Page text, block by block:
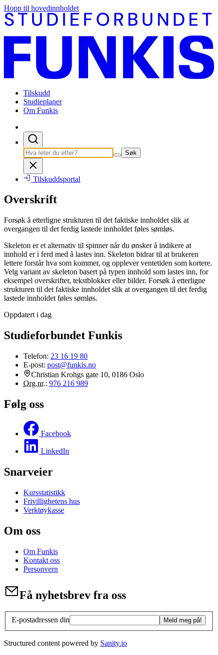
Hopp til hovedinnholdet
Tilskudd
Studieplaner
Om Funkis
Søk
Tilskuddsportal
Overskrift
Forsøk å etterligne strukturen til det faktiske innholdet slik at
overgangen til det ferdig lastede innholdet føles sømløs.
Skeleton er et alternativ til spinner når du ønsker å indikere at
innhold er i ferd med å lastes inn. Skeleton bidrar til at brukeren
lettere forstår hva som kommer, og opplever ventetiden som kortere.
Velg variant av skeleton basert på typen innhold som lastes inn, for
eksempel overskrifter, tekstblokker eller bilder. Forsøk å etterligne
strukturen til det faktiske innholdet slik at overgangen til det ferdig
lastede innholdet føles sømløs.
Oppdatert i dag
Studieforbundet Funkis
Telefon: 23 16 19 80
E-post: post@funkis.no
Christian Krohgs gate 10, 0186 Oslo
Org.nr.: 976 216 989
Følg oss
Facebook
LinkedIn
Snarveier
Kursstatistikk
Frivillighetens hus
Verktøykasse
Om oss
Om Funkis
Kontakt oss
Personvern
Få nyhetsbrev fra oss
E-postadressen din Meld meg på!
Structured content powered by Sanity.io